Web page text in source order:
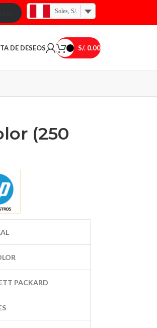
Soles, S/.
DE DESEOS S/. 0.00
(250
PACKARD